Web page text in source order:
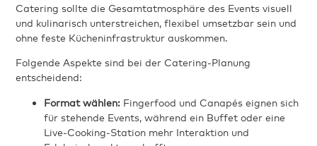
Catering sollte die Gesamtatmosphäre des Events visuell
und kulinarisch unterstreichen, flexibel umsetzbar sein und
ohne feste Kücheninfrastruktur auskommen.
Folgende Aspekte sind bei der Catering-Planung
entscheidend:
Format wählen: Fingerfood und Canapés eignen sich
für stehende Events, während ein Buffet oder eine
Live-Cooking-Station mehr Interaktion und